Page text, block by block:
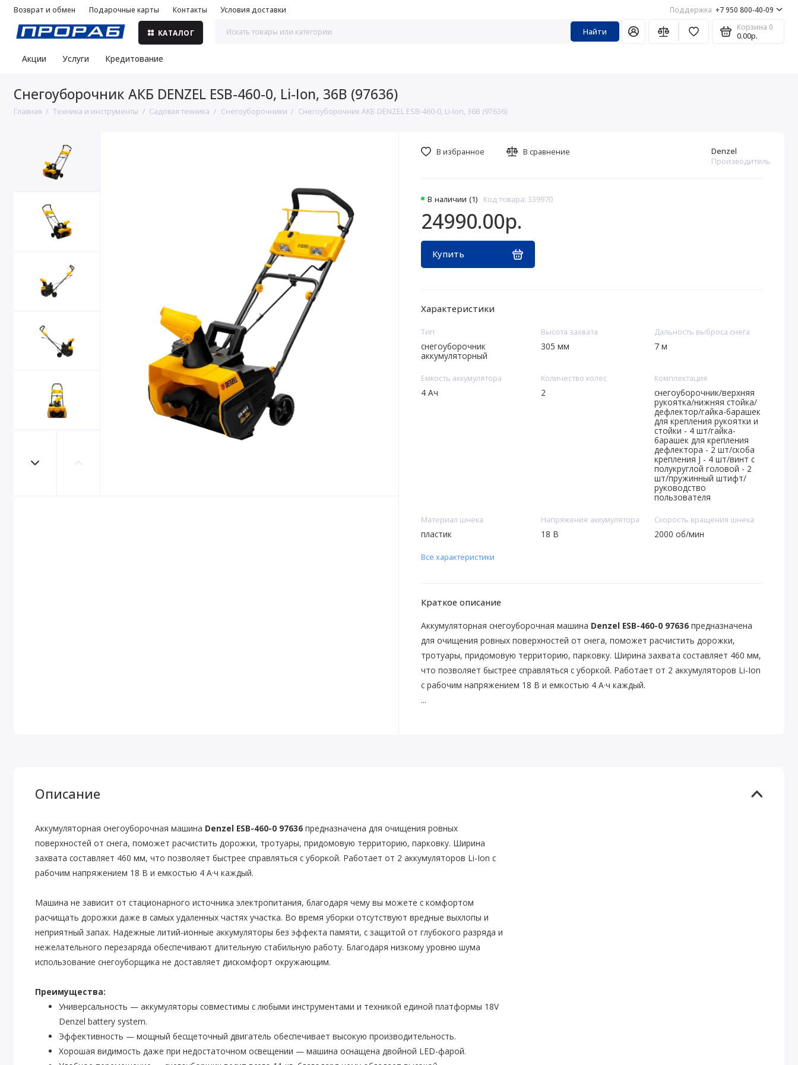
Возврат и обмен Подарочные карты Контакты Условия доставки Поддержка +7 950 800-40-09
КАТАЛОГ Найти Корзина 0
0.00р.
Акции Услуги Кредитование
Снегоуборочник АКБ DENZEL ESB-460-0, Li-Ion, 36В (97636)
Главная Техника и инструменты Садовая техника Снегоуборочники Снегоуборочник АКБ DENZEL ESB-460-0, Li-Ion, 36В (97636)
В наличии (1) Код товара: 339970
Denzel
Производитель
24990.00р.
Купить
В избранное В сравнение
Характеристики
Тип
снегоуборочник
аккумуляторный
Высота захвата
305 мм
Дальность выброса снега
7 м
Емкость аккумулятора
4 Ач
Количество колес
2
Комплектация
снегоуборочник/верхняя
рукоятка/нижняя стойка/
дефлектор/гайка-барашек
для крепления рукоятки и
стойки - 4 шт/гайка-
барашек для крепления
дефлектора - 2 шт/скоба
крепления J - 4 шт/винт с
полукруглой головой - 2
шт/пружинный штифт/
руководство
пользователя
Материал шнека
пластик
Напряжение аккумулятора
18 В
Скорость вращения шнека
2000 об/мин
Все характеристики
Краткое описание
Аккумуляторная снегоуборочная машина Denzel ESB-460-0 97636предназначена
для очищения ровных поверхностей от снега, поможет расчистить дорожки,
тротуары, придомовую территорию, парковку. Ширина захвата составляет 460 мм,
что позволяет быстрее справляться с уборкой. Работает от 2 аккумуляторов Li-Ion
с рабочим напряжением 18 В и емкостью 4 А·ч каждый.
...
Описание
Аккумуляторная снегоуборочная машина Denzel ESB-460-0 97636 предназначена для очищения ровных
поверхностей от снега, поможет расчистить дорожки, тротуары, придомовую территорию, парковку. Ширина
захвата составляет 460 мм, что позволяет быстрее справляться с уборкой. Работает от 2 аккумуляторов Li-Ion с
рабочим напряжением 18 В и емкостью 4 А·ч каждый.
Машина не зависит от стационарного источника электропитания, благодаря чему вы можете с комфортом
расчищать дорожки даже в самых удаленных частях участка. Во время уборки отсутствуют вредные выхлопы и
неприятный запах. Надежные литий-ионные аккумуляторы без эффекта памяти, с защитой от глубокого разряда и
нежелательного перезаряда обеспечивают длительную стабильную работу. Благодаря низкому уровню шума
использование снегоуборщика не доставляет дискомфорт окружающим.
Преимущества:
Универсальность — аккумуляторы совместимы с любыми инструментами и техникой единой платформы 18V
Denzel battery system.
Эффективность — мощный бесщеточный двигатель обеспечивает высокую производительность.
Хорошая видимость даже при недостаточном освещении — машина оснащена двойной LED-фарой.